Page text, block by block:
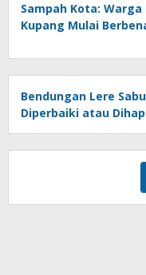
Sampah Kota:
Kupang Mulai
Bendungan Lere
Diperbaiki atau